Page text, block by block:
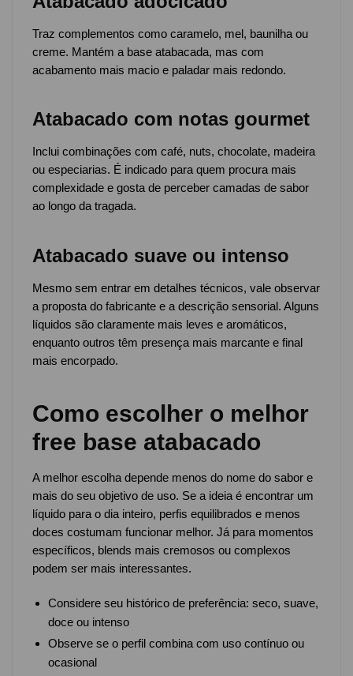
Traz complementos como caramelo, mel, baunilha ou
creme. Mantém a base atabacada, mas com
acabamento mais macio e paladar mais redondo.
Atabacado com notas gourmet
Inclui combinações com café, nuts, chocolate, madeira
ou especiarias. É indicado para quem procura mais
complexidade e gosta de perceber camadas de sabor
ao longo da tragada.
Atabacado suave ou intenso
Mesmo sem entrar em detalhes técnicos, vale observar
a proposta do fabricante e a descrição sensorial. Alguns
líquidos são claramente mais leves e aromáticos,
enquanto outros têm presença mais marcante e final
mais encorpado.
Como escolher o melhor
free base atabacado
A melhor escolha depende menos do nome do sabor e
mais do seu objetivo de uso. Se a ideia é encontrar um
líquido para o dia inteiro, perfis equilibrados e menos
doces costumam funcionar melhor. Já para momentos
específicos, blends mais cremosos ou complexos
podem ser mais interessantes.
Considere seu histórico de preferência: seco, suave,
doce ou intenso
Observe se o perfil combina com uso contínuo ou
ocasional